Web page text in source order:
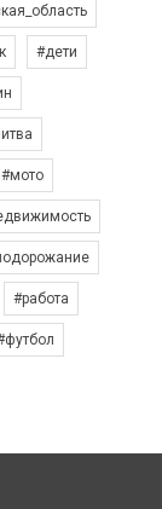
#дети
#мото
#работа